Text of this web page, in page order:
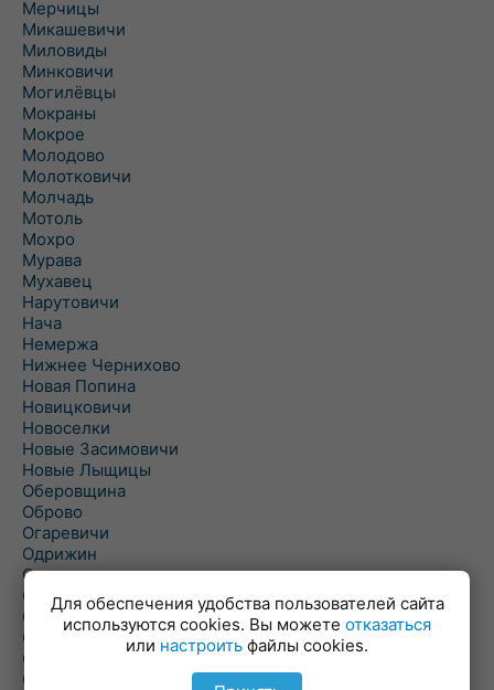
Мерчицы
Микашевичи
Миловиды
Минковичи
Могилёвцы
Мокраны
Мокрое
Молодово
Молотковичи
Молчадь
Мотоль
Мохро
Мурава
Мухавец
Нарутовичи
Нача
Немержа
Нижнее Чернихово
Новая Попина
Новицковичи
Новоселки
Новые Засимовичи
Новые Лыщицы
Оберовщина
Оброво
Огаревичи
Одрижин
Оздамичи
Озяты
Олтуш
Ольманы
Ольпень
Ольшаны
Для обеспечения удобства пользователей сайта
используются cookies. Вы можете отказаться
или настроить файлы cookies.